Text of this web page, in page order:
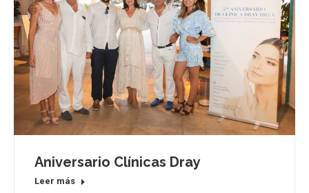
Aniversario Clínicas Dray
Leer más